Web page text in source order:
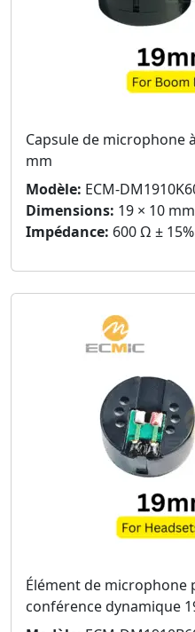
Capsule de microphone
mm
Modèle: ECM-
Dimensions: 19 × 10 mm
Impédance: 600 Ω ± 15%
Élément de microphone
conférence dynamique